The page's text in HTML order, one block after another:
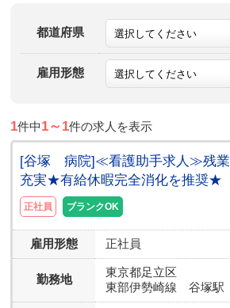
都道府県
雇用形態
1件中1～1件の求人を表示
[谷塚 病院]≪看護助手求人≫残
充実★有給休暇完全消化を推奨★
正社員 ブランクOK
雇用形態 正社員
勤務地
東京都足立区
東部伊勢崎線 谷塚駅